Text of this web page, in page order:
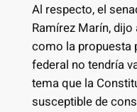
Al respecto, el
Ramírez Marín,
como la propuesta
federal no tendría
tema que la
susceptible de